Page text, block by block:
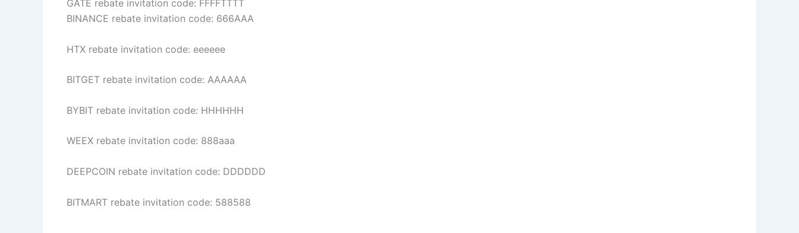
GATE rebate invitation code: FFFFTTTT
BINANCE rebate invitation code: 666AAA
HTX rebate invitation code: eeeeee
BITGET rebate invitation code: AAAAAA
BYBIT rebate invitation code: HHHHHH
WEEX rebate invitation code: 888aaa
DEEPCOIN rebate invitation code: DDDDDD
BITMART rebate invitation code: 588588